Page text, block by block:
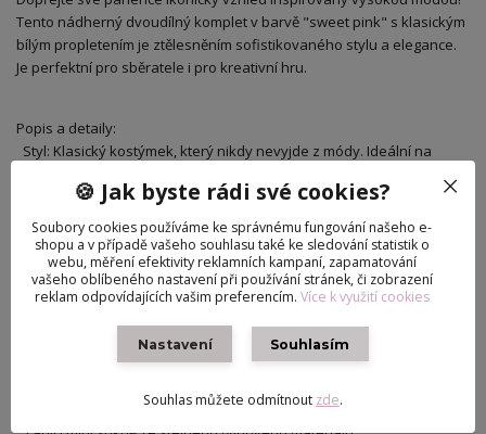
Tento nádherný dvoudílný komplet v barvě "sweet pink" s klasickým
bílým propletením je ztělesněním sofistikovaného stylu a elegance.
Je perfektní pro sběratele i pro kreativní hru.
Popis a detaily:
Styl: Klasický kostýmek, který nikdy nevyjde z módy. Ideální na
Sako:
Bohatá textura v růžovo-bílé kombinaci.
Čistě bílé lemování na klopách, rukávech i kapsách pro kontrastní
efekt.
Funkční ozdobné detaily: dva malé stříbrné knoflíky na přední
🍪 Jak byste rádi své cookies?
Soubory cookies používáme ke správnému fungování našeho e-
shopu a v případě vašeho souhlasu také ke sledování statistik o
webu, měření efektivity reklamních kampaní, zapamatování
vašeho oblíbeného nastavení při používání stránek, či zobrazení
reklam odpovídajících vašim preferencím. Více k využití cookies
Nastavení Souhlasím
Souhlas můžete odmítnout zde.